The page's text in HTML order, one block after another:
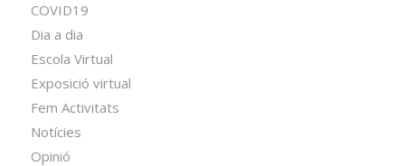
COVID19
Dia a dia
Escola Virtual
Exposició virtual
Fem Activitats
Notícies
Opinió